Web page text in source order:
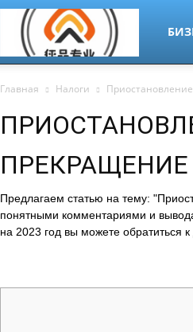
plus.ru
Главная Налоги
Предлагаем статью на тему:
понятными комментариями и
на 2023 год вы можете обратиться к